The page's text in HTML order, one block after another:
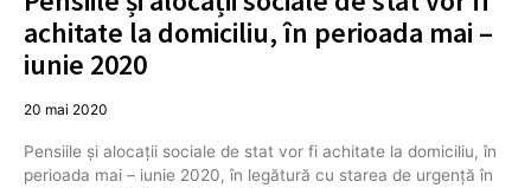
achitate la domiciliu, în perioada mai –
iunie 2020
20 mai 2020
Pensiile și alocații sociale de stat vor fi achitate la domiciliu, în
perioada mai – iunie 2020, în legătură cu starea de urgență în